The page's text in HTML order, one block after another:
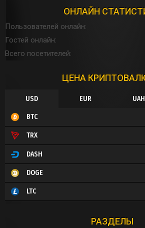
ОНЛАЙН
Пользователей онлайн
Гостей онлайн
Всего посетителей
ЦЕНА
USD EUR UAH
BTC
TRX
DASH
DOGE
LTC
РАЗДЕЛЫ